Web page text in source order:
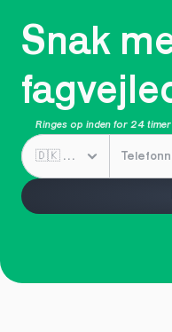
Snak
Ringes op inden for 24